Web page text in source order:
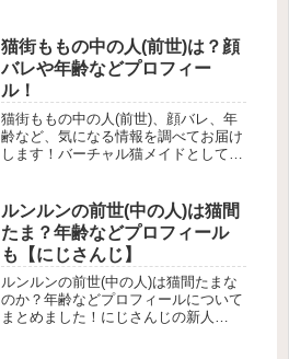
画す、地雷系女子的な雰囲気が魅力で
す。それでは、「彼...
猫街ももの中の人(前世)は？顔
バレや年齢などプロフィー
ル！
猫街ももの中の人(前世)、顔バレ、年
齢など、気になる情報を調べてお届け
します！バーチャル猫メイドとして活
で、イラスト配信や英語実況といった
動画が人気を集める猫街ももさ...
ルンルンの前世(中の人)は猫間
たま？年齢などプロフィール
も【にじさんじ】
ルンルンの前世(中の人)は猫間たまな
のか？年齢などプロフィールについて
まとめました！にじさんじの新人